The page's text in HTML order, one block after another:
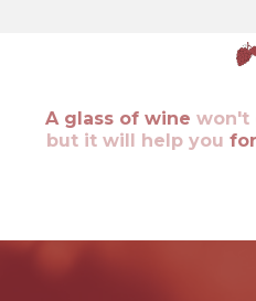
A glass of wine won't
but it will help you